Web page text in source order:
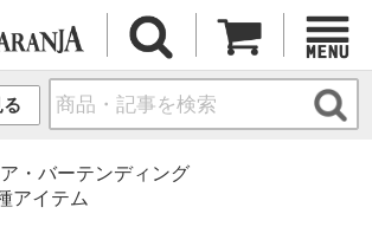
・バーテンディング
アイテム